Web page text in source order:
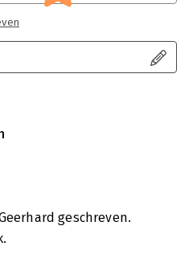
geschreven.